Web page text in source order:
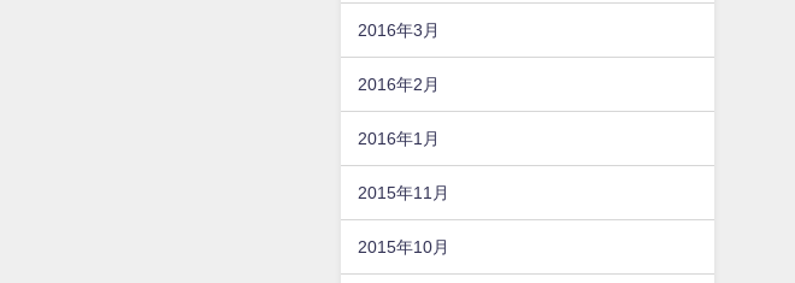
2016年3月
2016年2月
2016年1月
2015年11月
2015年10月